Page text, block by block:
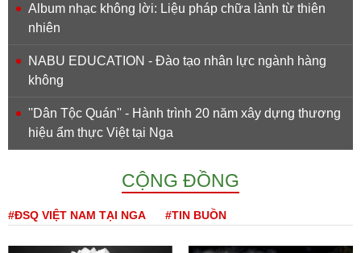
Album nhạc không lời: Liệu pháp chữa lành từ thiên
nhiên
NABU EDUCATION - Đào tạo nhân lực ngành hàng
không
''Dân Tộc Quán'' - Hành trình 20 năm xây dựng thương
hiệu ẩm thực Việt tại Nga
CỘNG ĐỒNG
#ĐSQ VIỆT NAM TẠI NGA #TIN BUỒN